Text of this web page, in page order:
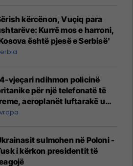
kërcënon, Vuçiq para
Kurrë mos e harroni,
është pjesë e Serbisë'
vjeçari ndihmon policinë
për një telefonatë të
aeroplanët luftarakë u
në ajër për të
sulmohen në Poloni -
i kërkon presidentit të